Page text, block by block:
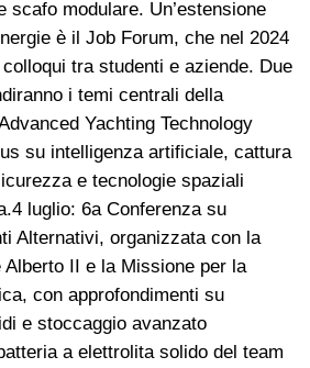
scafo modulare. Un’estensione
è il Job Forum, che nel 2024
tra studenti e aziende. Due
i temi centrali della
Yachting Technology
su intelligenza artificiale, cattura
e tecnologie spaziali
luglio: 6a Conferenza su
Alternativi, organizzata con la
Alberto II e la Missione per la
con approfondimenti su
e stoccaggio avanzato
a elettrolita solido del team